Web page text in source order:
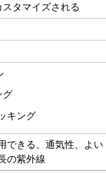
スタマイズされる
グ
キング
できる、通気性、よい
の紫外線